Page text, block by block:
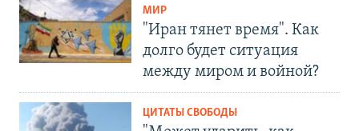
МИР
"Иран тянет время". Как
долго будет ситуация
между миром и войной?
ЦИТАТЫ СВОБОДЫ